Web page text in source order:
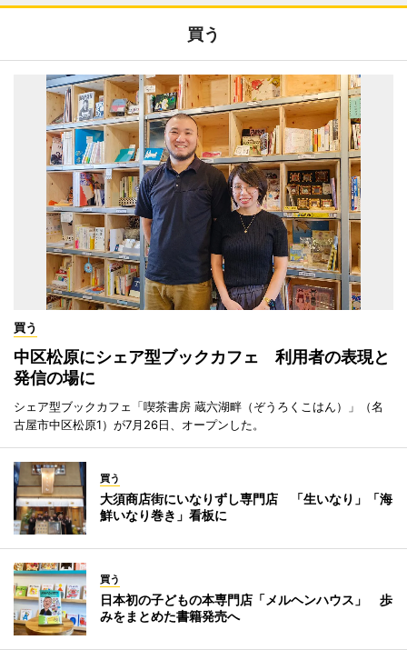
買う
買う
中区松原にシェア型ブックカフェ 利用者の表現と
発信の場に
シェア型ブックカフェ「喫茶書房 蔵六湖畔（ぞうろくこはん）」（名
古屋市中区松原1）が7月26日、オープンした。
買う
大須商店街にいなりずし専門店 「生いなり」「海
鮮いなり巻き」看板に
買う
日本初の子どもの本専門店「メルヘンハウス」 歩
みをまとめた書籍発売へ